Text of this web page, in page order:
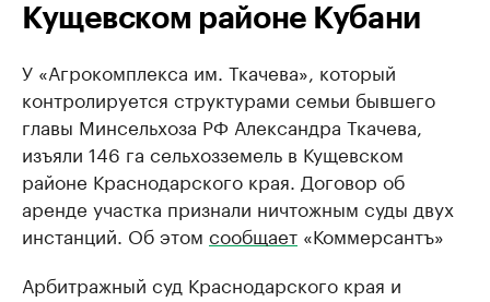
Кущевском районе Кубани
У «Агрокомплекса им. Ткачева», который
контролируется структурами семьи бывшего
главы Минсельхоза РФ Александра Ткачева,
изъяли 146 га сельхозземель в Кущевском
районе Краснодарского края. Договор об
аренде участка признали ничтожным суды двух
инстанций. Об этом сообщает «Коммерсантъ»
Арбитражный суд Краснодарского края и